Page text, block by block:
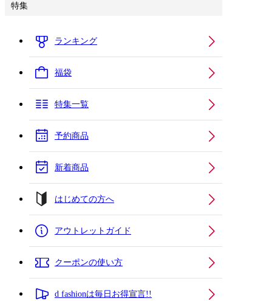
特集
ランキング
福袋
特集一覧
予約商品
新着商品
はじめての方へ
アウトレットガイド
クーポンの使い方
d fashionは毎日お得宣言!!